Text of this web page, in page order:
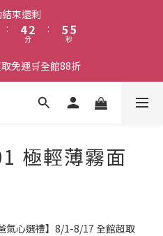
束還剩
:
5
4
3
2
1
3
2
1
0
分
:
5
4
3
2
0
4
3
2
1
秒
免運🛒全館88折
極輕薄霧面
氣心選禮】8/1-8/17 全館超取